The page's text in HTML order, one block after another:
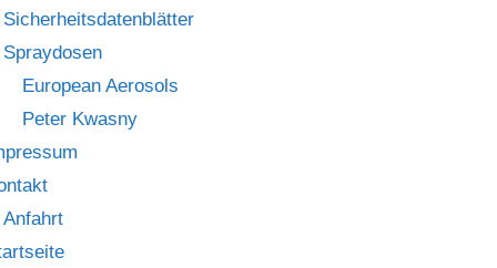
Sicherheitsdatenblätter
Spraydosen
European Aerosols
Peter Kwasny
Anfahrt